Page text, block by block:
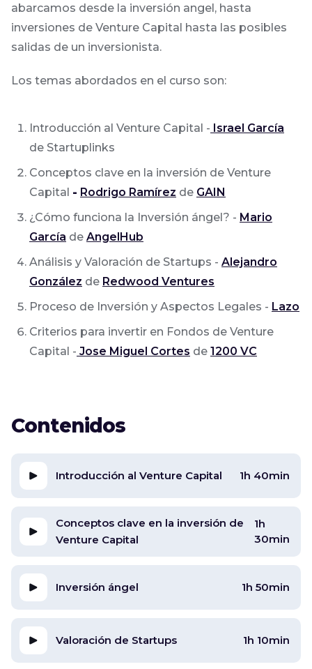
abarcamos desde la inversión angel, hasta
inversiones de Venture Capital hasta las posibles
salidas de un inversionista.
Los temas abordados en el curso son:
Introducción al Venture Capital - Israel García
de Startuplinks
Conceptos clave en la inversión de Venture
Capital - Rodrigo Ramírez de GAIN
¿Cómo funciona la Inversión ángel? - Mario
García de AngelHub
Análisis y Valoración de Startups - Alejandro
González de Redwood Ventures
Proceso de Inversión y Aspectos Legales - Lazo
Criterios para invertir en Fondos de Venture
Capital - Jose Miguel Cortes de 1200 VC
Contenidos
Introducción al Venture Capital 1h 40min
Conceptos clave en la inversión de
Venture Capital
1h
30min
Inversión ángel 1h 50min
Valoración de Startups 1h 10min